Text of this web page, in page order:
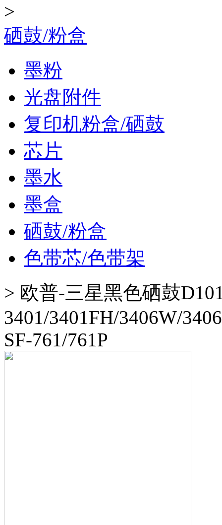
>
硒鼓/粉盒
墨粉
光盘附件
复印机粉盒/硒鼓
芯片
墨水
墨盒
硒鼓/粉盒
色带芯/色带架
> 欧普-三星黑色硒鼓
3401/3401FH/3406W/
SF-761/761P